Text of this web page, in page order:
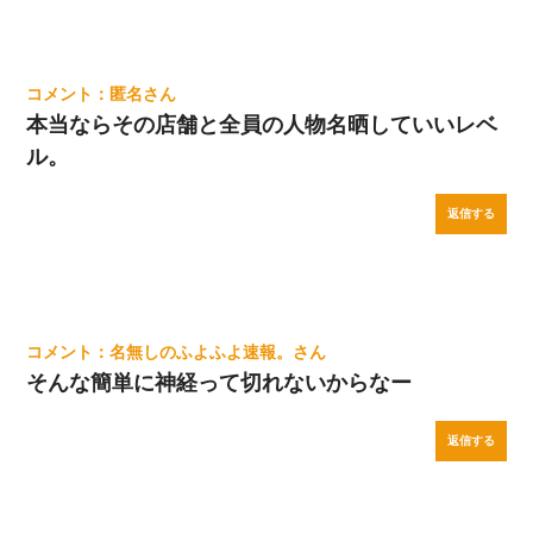
匿名
本当ならその店舗と全員の人物名晒していいレベ
ル。
返信する
名無しのふよふよ速報。
そんな簡単に神経って切れないからなー
返信する